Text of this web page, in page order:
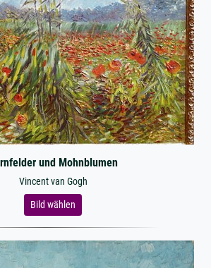
und Mohnblumen
Vincent van Gogh
Bild wählen